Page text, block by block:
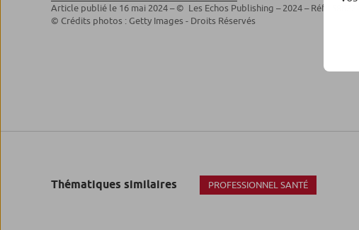
Article publié le 16 mai 2024 – © Les Echos Publishing – 2024 – Réf : 586224
© Crédits photos : Getty Images - Droits Réservés
Thématiques similaires PROFESSIONNEL SANTÉ